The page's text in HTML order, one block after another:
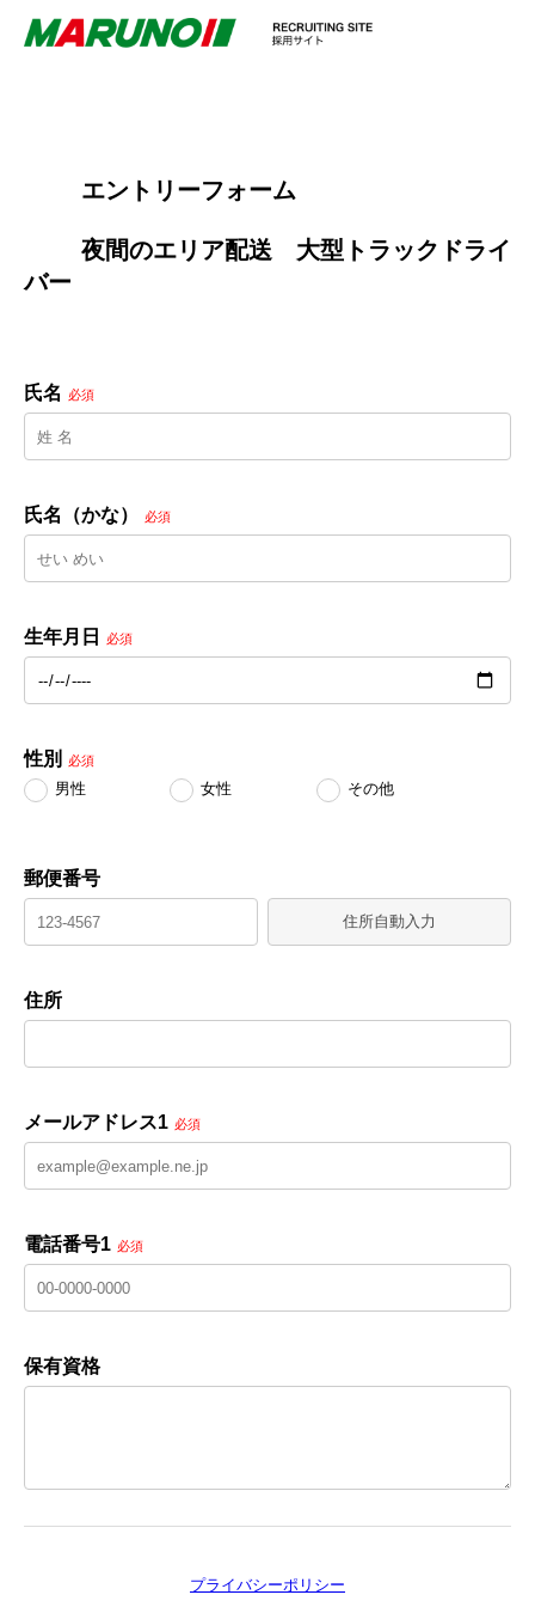
        エントリーフォーム
バー
氏名 必須
氏名（かな） 必須
生年月日 必須
性別 必須
男性 女性 その他
郵便番号
住所自動入力
住所
メールアドレス1 必須
電話番号1 必須
保有資格
プライバシーポリシー